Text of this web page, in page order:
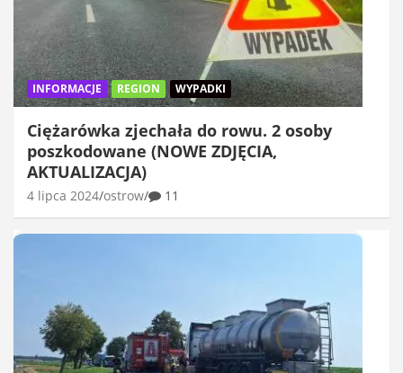
INFORMACJE REGION WYPADKI
Ciężarówka zjechała do rowu. 2 osoby
poszkodowane (NOWE ZDJĘCIA,
AKTUALIZACJA)
4 lipca 2024 ostrow 11